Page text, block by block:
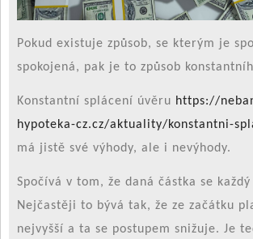
Pokud existuje způsob, se kterým je
spokojená, pak je to způsob
Konstantní splácení úvěru https://
hypoteka-cz.cz/aktuality/konstantni-
má jistě své výhody, ale i nevýhody.
Spočívá v tom, že daná částka se
Nejčastěji to bývá tak, že ze začátku
nejvyšší a ta se postupem snižuje. Je